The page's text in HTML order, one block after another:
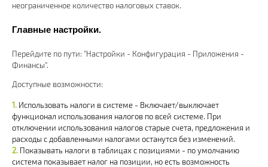
неограниченное количество налоговых ставок.
Главные настройки.
Перейдите по пути: "Настройки - Конфигурация - Приложения -
Финансы".
Доступные возможности:
Использовать налоги в системе - Включает/выключает
функционал использования налогов по всей системе. При
отключении использования налогов старые счета, предложения и
расходы с добавленными налогами останутся без изменений.
Показывать налоги в таблицах с позициями - по умолчанию
система показывает налог на позиции, но есть возможность